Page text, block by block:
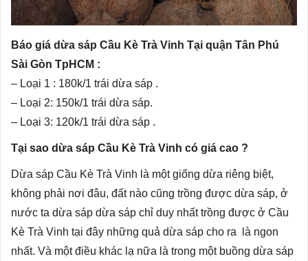
Báo giá dừa sáp Cầu Kè Trà Vinh Tại quận Tân Phú
Sài Gòn TpHCM :
– Loại 1 : 180k/1 trái dừa sáp .
– Loại 2: 150k/1 trái dừa sáp.
– Loại 3: 120k/1 trái dừa sáp .
Tại sao dừa sáp Cầu Kè Trà Vinh có giá cao ?
Dừa sáp Cầu Kè Trà Vinh là một giống dừa riêng biệt,
không phải nơi đâu, đất nào cũng trồng được dừa sáp, ở
nước ta dừa sáp dừa sáp chỉ duy nhất trồng được ở Cầu
Kè Trà Vinh tại đây những quả dừa sáp cho ra là ngon
nhất. Và một điều khác lạ nữa là trong một buồng dừa sáp